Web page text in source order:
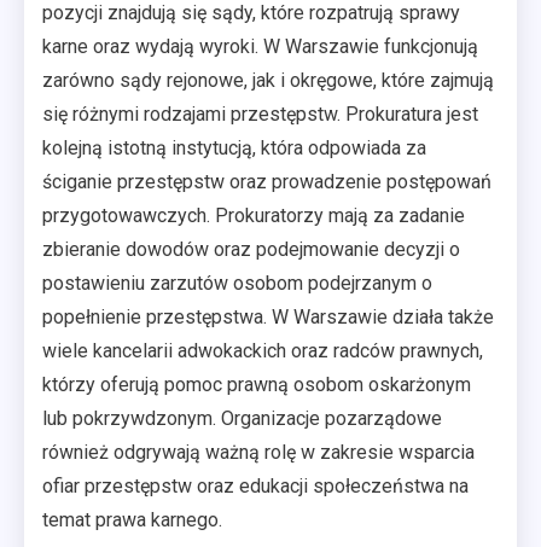
pozycji znajdują się sądy, które rozpatrują sprawy
karne oraz wydają wyroki. W Warszawie funkcjonują
zarówno sądy rejonowe, jak i okręgowe, które zajmują
się różnymi rodzajami przestępstw. Prokuratura jest
kolejną istotną instytucją, która odpowiada za
ściganie przestępstw oraz prowadzenie postępowań
przygotowawczych. Prokuratorzy mają za zadanie
zbieranie dowodów oraz podejmowanie decyzji o
postawieniu zarzutów osobom podejrzanym o
popełnienie przestępstwa. W Warszawie działa także
wiele kancelarii adwokackich oraz radców prawnych,
którzy oferują pomoc prawną osobom oskarżonym
lub pokrzywdzonym. Organizacje pozarządowe
również odgrywają ważną rolę w zakresie wsparcia
ofiar przestępstw oraz edukacji społeczeństwa na
temat prawa karnego.